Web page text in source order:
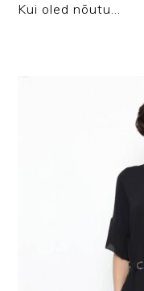
Kui oled nõutu…